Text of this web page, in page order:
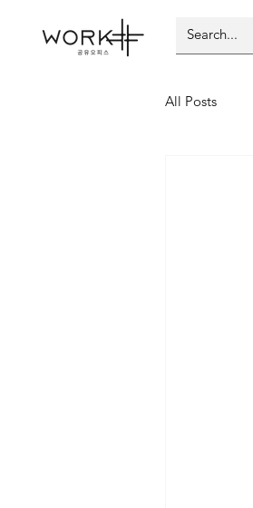
All Posts